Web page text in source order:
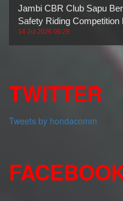
Jambi CBR Club Sapu
Safety Riding
14 Jul 2026 06:29
TWITTER
Tweets by hondacomm